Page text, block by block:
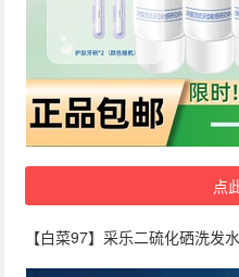
点
【白菜97】采乐二硫化硒洗发